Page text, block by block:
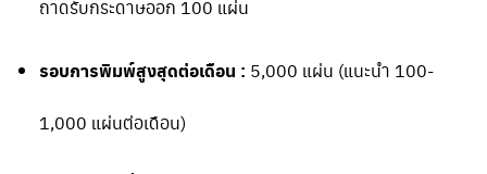
ถาดรับกระดาษออก 100 แผ่น
รอบการพิมพ์สูงสุดต่อเดือน : 5,000 แผ่น (แนะนำ 100-
1,000 แผ่นต่อเดือน)